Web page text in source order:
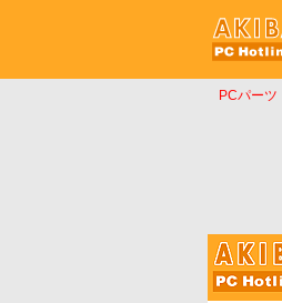
PCパーツ